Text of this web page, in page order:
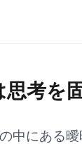
考を
中にある